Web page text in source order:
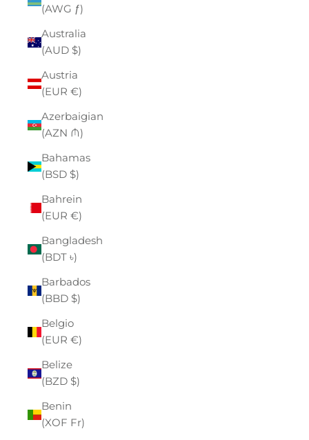
(AWG ƒ)
Australia
(AUD $)
Austria
(EUR €)
Azerbaigian
(AZN ₼)
Bahamas
(BSD $)
Bahrein
(EUR €)
Bangladesh
(BDT ৳)
Barbados
(BBD $)
Belgio
(EUR €)
Belize
(BZD $)
Benin
(XOF Fr)